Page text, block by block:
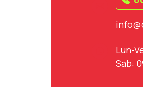
Lun-
Sab: